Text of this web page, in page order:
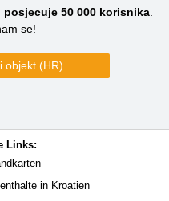
posjecuje 50 000korisnika.
se!
objekt (HR)
Links:
in Kroatien